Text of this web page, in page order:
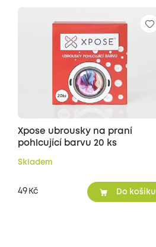
Xpose ubrousky na praní
pohlcující barvu 20 ks
Skladem
49 Kč Do košíku